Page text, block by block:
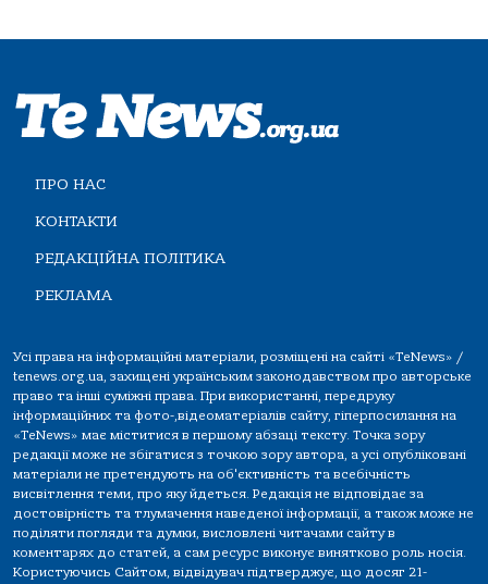
ПРО НАС
КОНТАКТИ
РЕДАКЦІЙНА ПОЛІТИКА
РЕКЛАМА
Усі права на інформаційні матеріали, розміщені на сайті «TeNews» /
tenews.org.ua, захищені українським законодавством про авторське
право та інші суміжні права. При використанні, передруку
інформаційних та фото-,відеоматеріалів сайту, гіперпосилання на
«TeNews» має міститися в першому абзаці тексту. Точка зору
редакції може не збігатися з точкою зору автора, а усі опубліковані
матеріали не претендують на об'єктивність та всебічність
висвітлення теми, про яку йдеться. Редакція не відповідає за
достовірність та тлумачення наведеної інформації, а також може не
поділяти погляди та думки, висловлені читачами сайту в
коментарях до статей, а сам ресурс виконує винятково роль носія.
Користуючись Сайтом, відвідувач підтверджує, що досяг 21-